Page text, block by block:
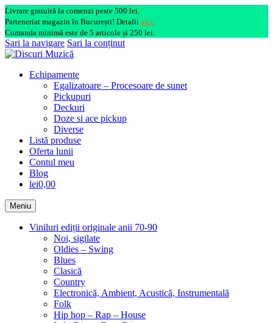
Livrare gratuită la comenzi peste 500 lei.
Parteneriat magazin în București! Detalii aici.
Comanda minimă este de 5 articole și 250 lei.
Sari la navigare Sari la conținut
Echipamente
Egalizatoare – Procesoare de sunet
Pickupuri
Deckuri
Doze si ace pickup
Diverse
Listă produse
Oferta lunii
Contul meu
Blog
lei0,00
Meniu
Viniluri ediții originale anii 70-90
Noi, sigilate
Oldies – Swing
Blues
Clasică
Country
Electronică, Ambient, Acustică, Instrumentală
Folk
Hip hop – Rap – House